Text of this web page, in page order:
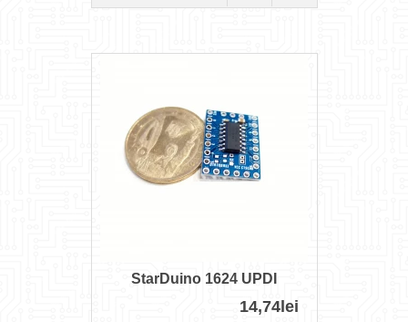
StarDuino 1624 UPDI
14,74lei